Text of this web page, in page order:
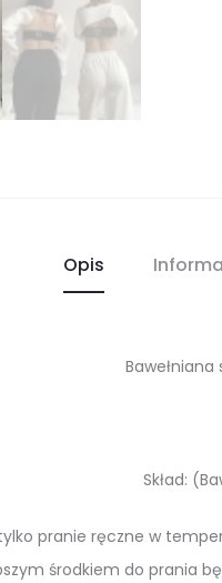
Opis
Skład:
pranie ręczne w
środkiem do prania